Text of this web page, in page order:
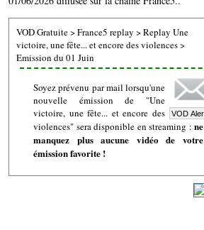
VOD Gratuite>France5 replay >Replay Une
victoire, une fête... et encore des violences>
Emission du 01 Juin
Soyez prévenu par mail lorsqu'une
nouvelle émission de "Une
victoire, une fête... et encore des
violences" sera disponible en streaming : ne
manquez plus aucune vidéo de votre
émission favorite !